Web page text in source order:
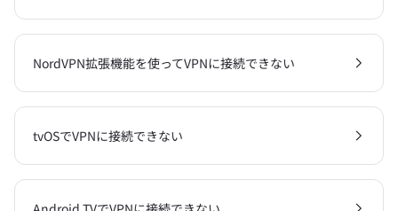
NordVPN拡張機能を使ってVPNに接続できない
tvOSでVPNに接続できない